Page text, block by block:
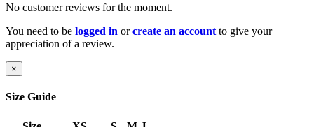
No customer reviews for the moment.
You need to be logged in orcreate an account to give your
appreciation of a review.
×
Size Guide